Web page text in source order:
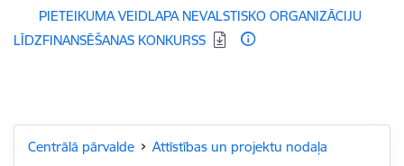
Lejupielādēt:
PIETEIKUMA VEIDLAPA NEVALSTISKO ORGANIZĀCIJU
LĪDZFINANSĒŠANAS KONKURSS
Centrālā pārvalde Attīstības un projektu nodaļa